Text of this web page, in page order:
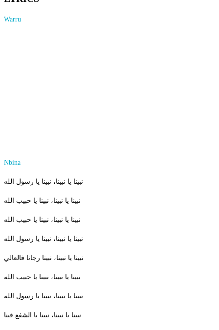
Warru
Nbina
نبينا يا نبينا، نبينا يا رسول الله
نبينا يا نبينا، نبينا يا حبيب الله
نبينا يا نبينا، نبينا يا حبيب الله
نبينا يا نبينا، نبينا يا رسول الله
نبينا يا نبينا، نبينا رجانا فالعالي
نبينا يا نبينا، نبينا يا حبيب الله
نبينا يا نبينا، نبينا يا رسول الله
نبينا يا نبينا، نبينا يا الشفع فينا